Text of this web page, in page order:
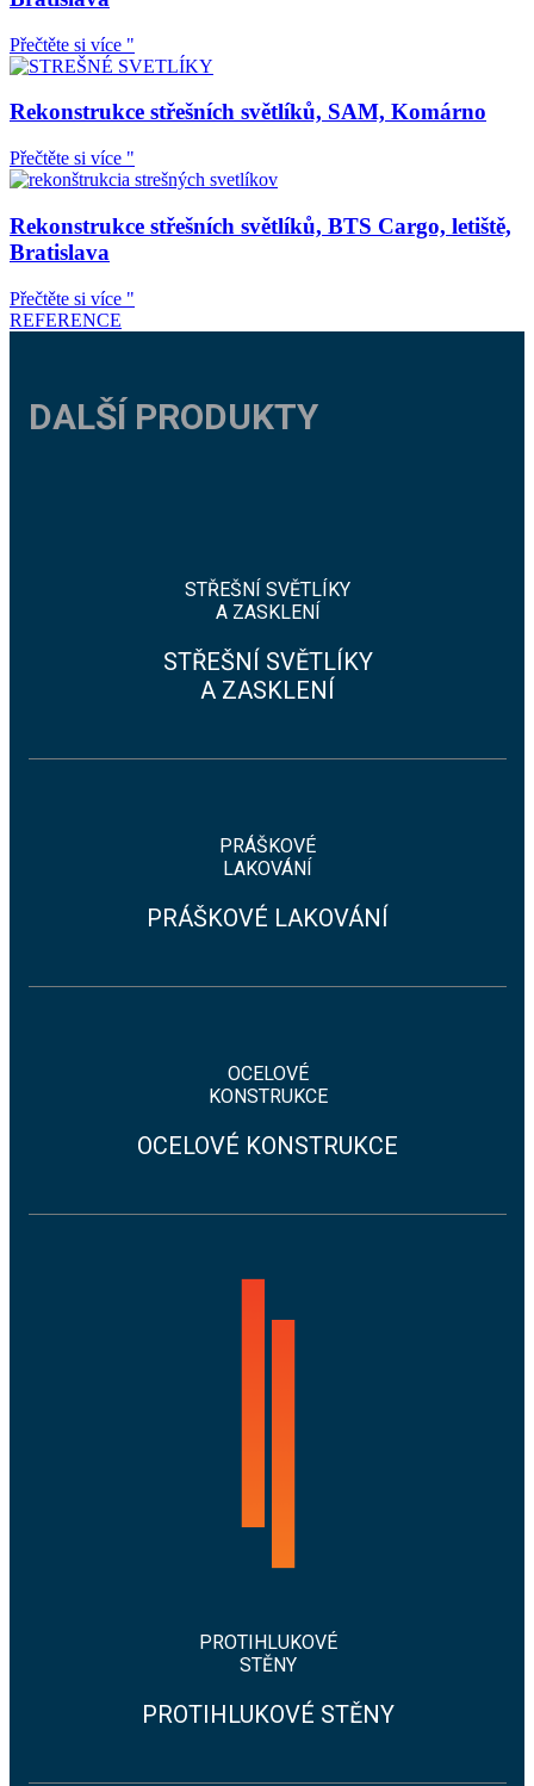
Přečtěte si více "
Rekonstrukce střešních světlíků, SAM, Komárno
Přečtěte si více "
Rekonstrukce střešních světlíků, BTS Cargo, letiště,
Bratislava
Přečtěte si více "
REFERENCE
DALŠÍ PRODUKTY
STŘEŠNÍ SVĚTLÍKY
A ZASKLENÍ
STŘEŠNÍ SVĚTLÍKY
A ZASKLENÍ
PRÁŠKOVÉ
LAKOVÁNÍ
PRÁŠKOVÉ LAKOVÁNÍ
OCELOVÉ
KONSTRUKCE
OCELOVÉ KONSTRUKCE
PROTIHLUKOVÉ
STĚNY
PROTIHLUKOVÉ STĚNY